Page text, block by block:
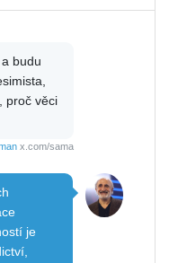
budu
proč věci
x.com/sama
je